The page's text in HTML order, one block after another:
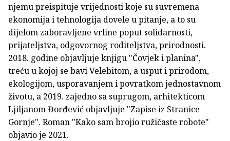
njemu preispituje vrijednosti koje su suvremena
ekonomija i tehnologija dovele u pitanje, a to su
dijelom zaboravljene vrline poput solidarnosti,
prijateljstva, odgovornog roditeljstva, prirodnosti.
2018. godine objavljuje knjigu "Čovjek i planina",
treću u kojoj se bavi Velebitom, a usput i prirodom,
ekologijom, usporavanjem i povratkom jednostavnom
životu, a 2019. zajedno sa suprugom, arhitekticom
Ljiljanom Đorđević objavljuje "Zapise iz Stranice
Gornje". Roman "Kako sam brojio ružičaste robote"
objavio je 2021.